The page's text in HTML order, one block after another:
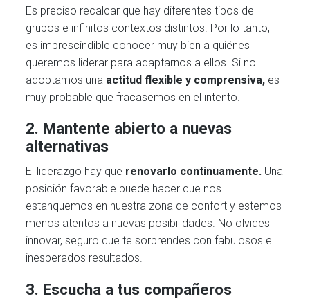
Es preciso recalcar que hay diferentes tipos de
grupos e infinitos contextos distintos. Por lo tanto,
es imprescindible conocer muy bien a quiénes
queremos liderar para adaptarnos a ellos. Si no
adoptamos una actitud flexible y comprensiva, es
muy probable que fracasemos en el intento.
2. Mantente abierto a nuevas
alternativas
El liderazgo hay que renovarlo continuamente. Una
posición favorable puede hacer que nos
estanquemos en nuestra zona de confort y estemos
menos atentos a nuevas posibilidades. No olvides
innovar, seguro que te sorprendes con fabulosos e
inesperados resultados.
3. Escucha a tus compañeros